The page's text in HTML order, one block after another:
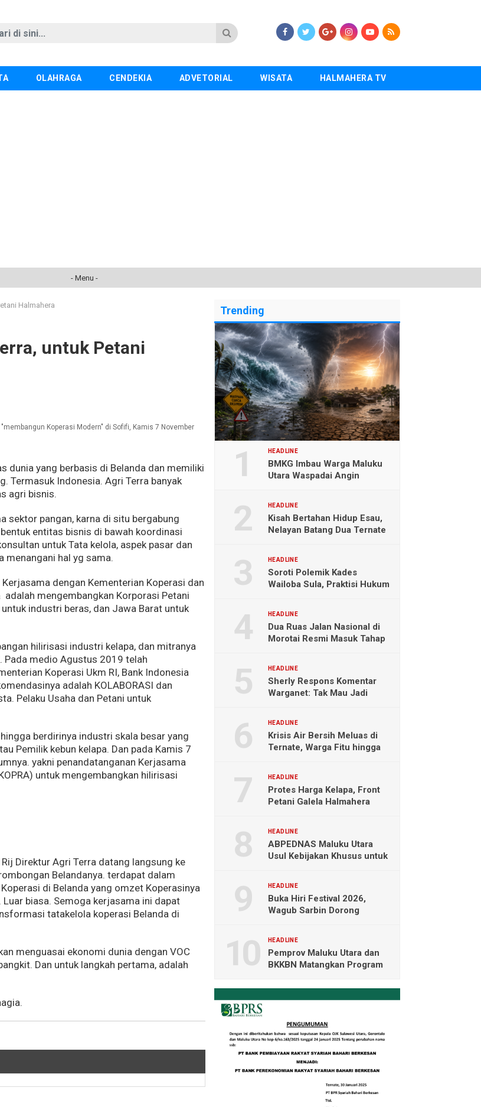
OLAHRAGA CENDEKIA ADVETORIAL WISATA HALMAHERA TV
- Menu -
Halmahera
untuk Petani
Koperasi Modern" di Sofifi, Kamis 7 November
dunia yang berbasis di Belanda dan memiliki
Termasuk Indonesia. Agri Terra banyak
agri bisnis.
sektor pangan, karna di situ bergabung
entitas bisnis di bawah koordinasi
untuk Tata kelola, aspek pasar dan
menangani hal yg sama.
dengan Kementerian Koperasi dan
adalah mengembangkan Korporasi Petani
industri beras, dan Jawa Barat untuk
hilirisasi industri kelapa, dan mitranya
Pada medio Agustus 2019 telah
Koperasi Ukm RI, Bank Indonesia
adalah KOLABORASI dan
Pelaku Usaha dan Petani untuk
berdirinya industri skala besar yang
Pemilik kebun kelapa. Dan pada Kamis 7
yakni penandatanganan Kerjasama
untuk mengembangkan hilirisasi
Direktur Agri Terra datang langsung ke
Belandanya. terdapat dalam
di Belanda yang omzet Koperasinya
biasa. Semoga kerjasama ini dapat
tatakelola koperasi Belanda di
menguasai ekonomi dunia dengan VOC
Dan untuk langkah pertama, adalah
Trending
HEADLINE
BMKG Imbau Warga Maluku
Utara Waspadai Angin
HEADLINE
Kisah Bertahan Hidup Esau,
Nelayan Batang Dua Ternate
HEADLINE
Soroti Polemik Kades
Wailoba Sula, Praktisi Hukum
HEADLINE
Dua Ruas Jalan Nasional di
Morotai Resmi Masuk Tahap
HEADLINE
Sherly Respons Komentar
Warganet: Tak Mau Jadi
HEADLINE
Krisis Air Bersih Meluas di
Ternate, Warga Fitu hingga
HEADLINE
Protes Harga Kelapa, Front
Petani Galela Halmahera
HEADLINE
ABPEDNAS Maluku Utara
Usul Kebijakan Khusus untuk
HEADLINE
Buka Hiri Festival 2026,
Wagub Sarbin Dorong
HEADLINE
Pemprov Maluku Utara dan
BKKBN Matangkan Program